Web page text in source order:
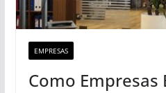
EMPRESAS
Como Empresas